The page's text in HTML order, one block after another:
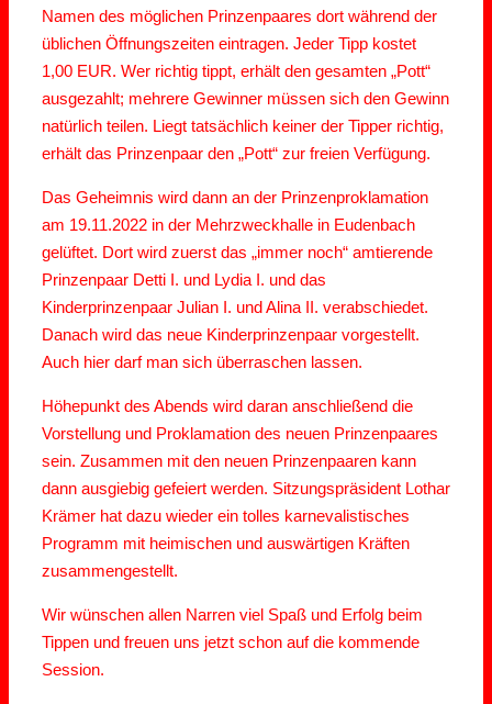
Namen des möglichen Prinzenpaares dort während der
üblichen Öffnungszeiten eintragen. Jeder Tipp kostet
1,00 EUR. Wer richtig tippt, erhält den gesamten „Pott“
ausgezahlt; mehrere Gewinner müssen sich den Gewinn
natürlich teilen. Liegt tatsächlich keiner der Tipper richtig,
erhält das Prinzenpaar den „Pott“ zur freien Verfügung.
Das Geheimnis wird dann an der Prinzenproklamation
am 19.11.2022 in der Mehrzweckhalle in Eudenbach
gelüftet. Dort wird zuerst das „immer noch“ amtierende
Prinzenpaar Detti I. und Lydia I. und das
Kinderprinzenpaar Julian I. und Alina II. verabschiedet.
Danach wird das neue Kinderprinzenpaar vorgestellt.
Auch hier darf man sich überraschen lassen.
Höhepunkt des Abends wird daran anschließend die
Vorstellung und Proklamation des neuen Prinzenpaares
sein. Zusammen mit den neuen Prinzenpaaren kann
dann ausgiebig gefeiert werden. Sitzungspräsident Lothar
Krämer hat dazu wieder ein tolles karnevalistisches
Programm mit heimischen und auswärtigen Kräften
zusammengestellt.
Wir wünschen allen Narren viel Spaß und Erfolg beim
Tippen und freuen uns jetzt schon auf die kommende
Session.